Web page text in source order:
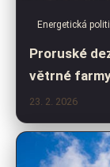
Energetická
Proruské
větrné
23. 2. 2026